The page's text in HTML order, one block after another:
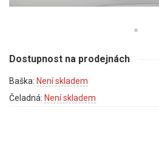
Benzínové křovinořezy a vyžínače
Motorové pily
Benzínové pily
Dostupnost na prodejnách
Baška: Není skladem
Čeladná: Není skladem